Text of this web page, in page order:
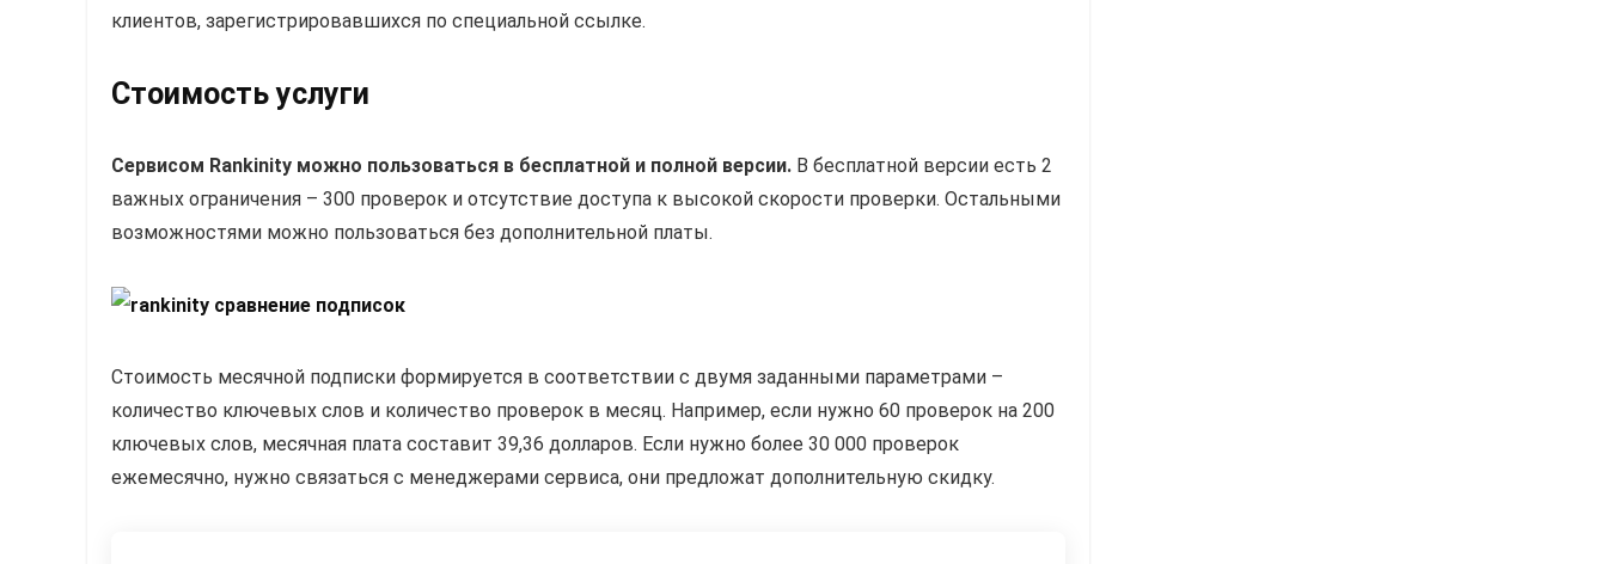
клиентов, зарегистрировавшихся по специальной ссылке.
Стоимость услуги
Сервисом Rankinity можно пользоваться в бесплатной и полной версии. В бесплатной версии есть 2
важных ограничения – 300 проверок и отсутствие доступа к высокой скорости проверки. Остальными
возможностями можно пользоваться без дополнительной платы.
Стоимость месячной подписки формируется в соответствии с двумя заданными параметрами –
количество ключевых слов и количество проверок в месяц. Например, если нужно 60 проверок на 200
ключевых слов, месячная плата составит 39,36 долларов. Если нужно более 30 000 проверок
ежемесячно, нужно связаться с менеджерами сервиса, они предложат дополнительную скидку.